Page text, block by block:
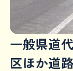
一般県道
区ほか道